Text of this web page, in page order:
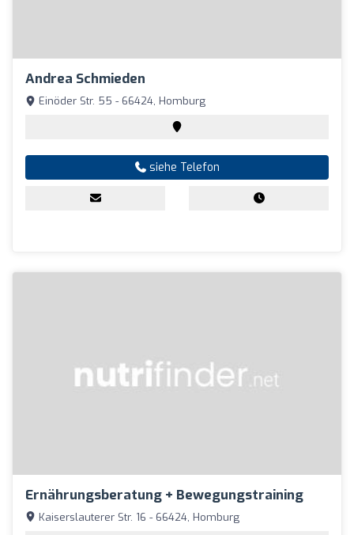
Andrea Schmieden
Einöder Str. 55 - 66424, Homburg
siehe Telefon
Ernährungsberatung + Bewegungstraining
Kaiserslauterer Str. 16 - 66424, Homburg